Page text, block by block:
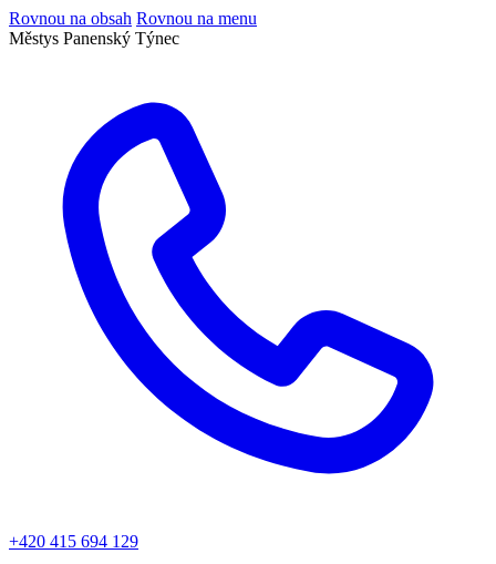
Rovnou na obsah Rovnou na menu
Městys Panenský Týnec
+420 415 694 129